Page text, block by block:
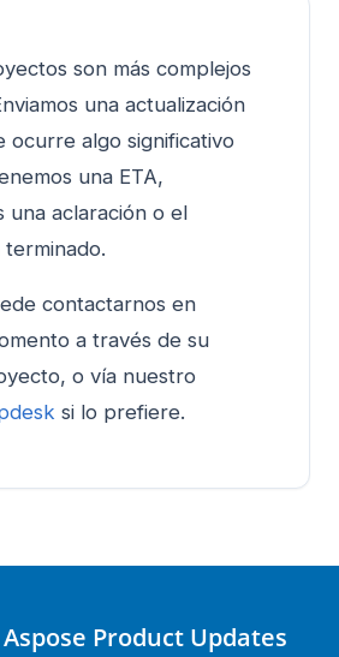
son más complejos
una actualización
ocurre algo significativo
una ETA,
una aclaración o el
contactarnos en
a través de su
o vía nuestro
si lo prefiere.
Product Updates